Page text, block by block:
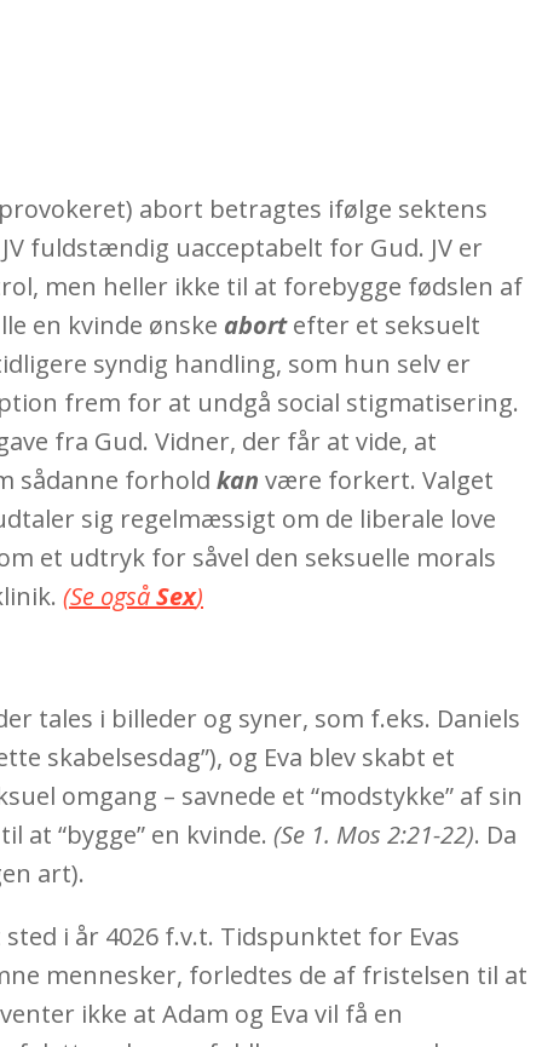
abort betragtes ifølge sektens
fuldstændig uacceptabelt for Gud. JV er
men heller ikke til at forebygge fødslen af
en kvinde ønske abortefter et seksuelt
syndig handling, som hun selv er
frem for at undgå social stigmatisering.
fra Gud. Vidner, der får at vide, at
sådanne forhold kan være forkert. Valget
sig regelmæssigt om de liberale love
et udtryk for såvel den seksuelle morals
(Se ogsåSex)
tales i billeder og syner, som f.eks. Daniels
skabelsesdag”), og Eva blev skabt et
omgang – savnede et “modstykke” af sin
at “bygge” en kvinde. (Se 1. Mos 2:21-22). Da
art).
i år 4026 f.v.t. Tidspunktet for Evas
mennesker, forledtes de af fristelsen til at
ikke at Adam og Eva vil få en